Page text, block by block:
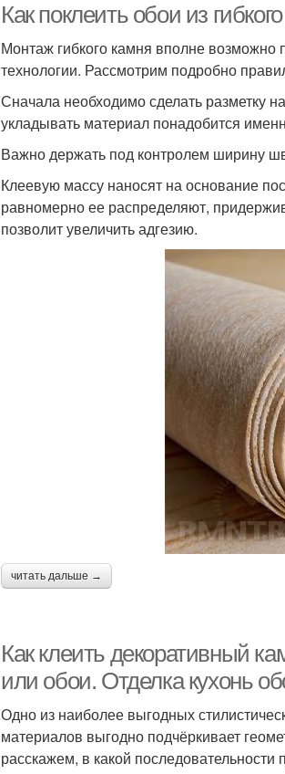
Как поклеить обои из
Монтаж гибкого камня вполне возможно
технологии. Рассмотрим подробно
Сначала необходимо сделать разметку
укладывать материал понадобится
Важно держать под контролем ширину
Клеевую массу наносят на основание
равномерно ее распределяют,
позволит увеличить адгезию.
читать дальше →
Как клеить декоративный
или обои. Отделка кухонь
Одно из наиболее выгодных
материалов выгодно подчёркивает
расскажем, в какой